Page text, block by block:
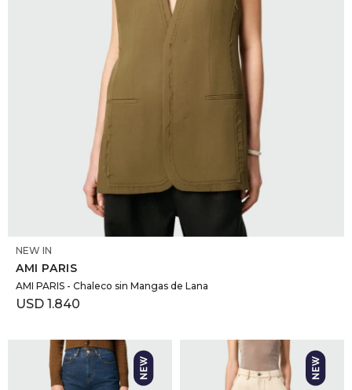
SELECCIONAR TALLE
NEW IN
AMI PARIS
AMI PARIS - Chaleco sin Mangas de Lana
USD 1.840